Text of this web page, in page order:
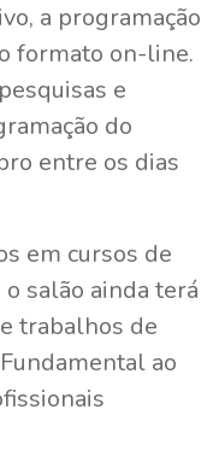
a programação
formato on-line.
e
do
entre os dias
em cursos de
salão ainda terá
trabalhos de
ao